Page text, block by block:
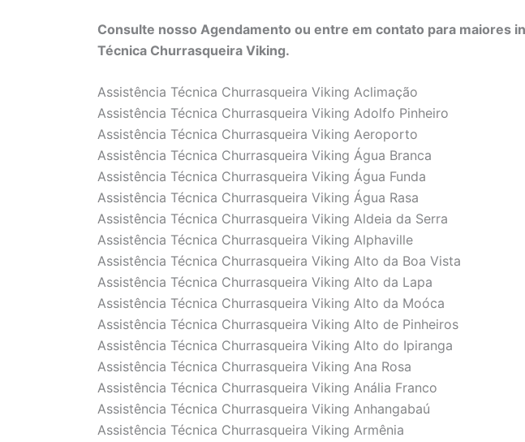
Consulte nosso Agendamento ou entre em contato para maiores
Técnica Churrasqueira Viking.
Assistência Técnica Churrasqueira Viking Aclimação
Assistência Técnica Churrasqueira Viking Adolfo Pinheiro
Assistência Técnica Churrasqueira Viking Aeroporto
Assistência Técnica Churrasqueira Viking Água Branca
Assistência Técnica Churrasqueira Viking Água Funda
Assistência Técnica Churrasqueira Viking Água Rasa
Assistência Técnica Churrasqueira Viking Aldeia da Serra
Assistência Técnica Churrasqueira Viking Alphaville
Assistência Técnica Churrasqueira Viking Alto da Boa Vista
Assistência Técnica Churrasqueira Viking Alto da Lapa
Assistência Técnica Churrasqueira Viking Alto da Moóca
Assistência Técnica Churrasqueira Viking Alto de Pinheiros
Assistência Técnica Churrasqueira Viking Alto do Ipiranga
Assistência Técnica Churrasqueira Viking Ana Rosa
Assistência Técnica Churrasqueira Viking Anália Franco
Assistência Técnica Churrasqueira Viking Anhangabaú
Assistência Técnica Churrasqueira Viking Armênia